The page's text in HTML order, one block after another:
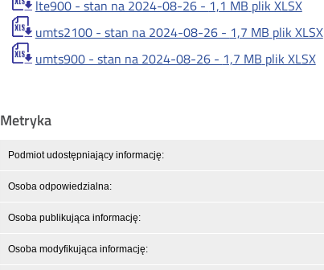
lte900 - stan na 2024-08-26 - 1,1 MB plik XLSX
umts2100 - stan na 2024-08-26 - 1,7 MB plik XLSX
umts900 - stan na 2024-08-26 - 1,7 MB plik XLSX
Metryka
Podmiot udostępniający informację:
Osoba odpowiedzialna:
Osoba publikująca informację:
Osoba modyfikująca informację: